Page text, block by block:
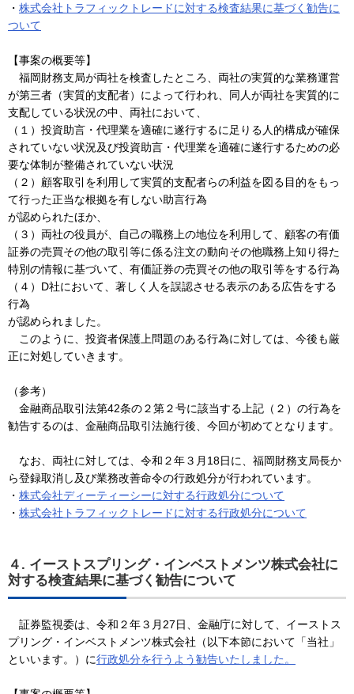
・ 株式会社トラフィックトレードに対する検査結果に基づく勧告に
ついて
【事案の概要等】
福岡財務支局が両社を検査したところ、両社の実質的な業務運営
が第三者（実質的支配者）によって行われ、同人が両社を実質的に
支配している状況の中、両社において、
（１）投資助言・代理業を適確に遂行するに足りる人的構成が確保
されていない状況及び投資助言・代理業を適確に遂行するための必
要な体制が整備されていない状況
（２）顧客取引を利用して実質的支配者らの利益を図る目的をもっ
て行った正当な根拠を有しない助言行為
が認められたほか、
（３）両社の役員が、自己の職務上の地位を利用して、顧客の有価
証券の売買その他の取引等に係る注文の動向その他職務上知り得た
特別の情報に基づいて、有価証券の売買その他の取引等をする行為
（４）D社において、著しく人を誤認させる表示のある広告をする
行為
が認められました。
このように、投資者保護上問題のある行為に対しては、今後も厳
正に対処していきます。
（参考）
金融商品取引法第42条の２第２号に該当する上記（２）の行為を
勧告するのは、金融商品取引法施行後、今回が初めてとなります。
なお、両社に対しては、令和２年３月18日に、福岡財務支局長か
ら登録取消し及び業務改善命令の行政処分が行われています。
・ 株式会社ディーティーシーに対する行政処分について
・ 株式会社トラフィックトレードに対する行政処分について
４. イーストスプリング・インベストメンツ株式会社に
対する検査結果に基づく勧告について
証券監視委は、令和２年３月27日、金融庁に対して、イーストス
プリング・インベストメンツ株式会社（以下本節において「当社」
といいます。）に行政処分を行うよう勧告いたしました。